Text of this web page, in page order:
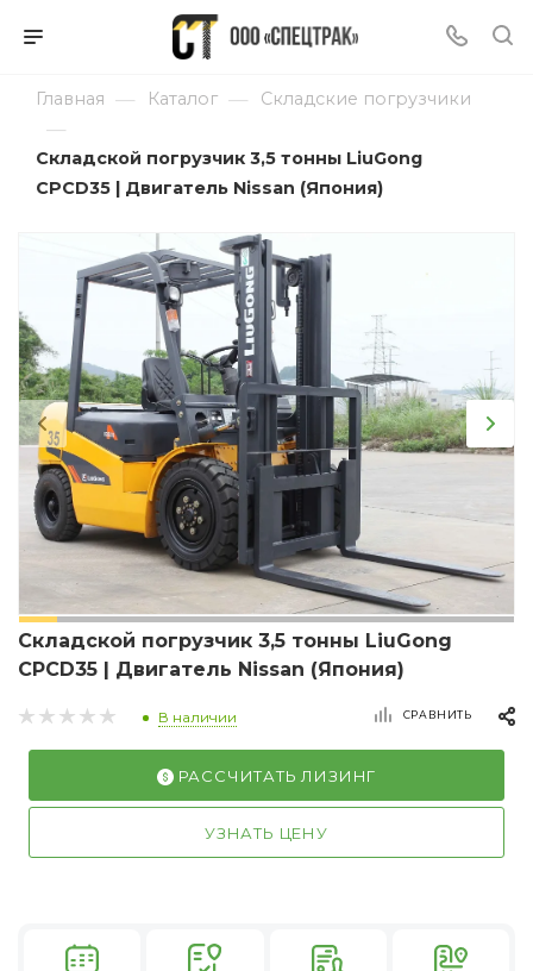
Главная — Каталог — Складские погрузчики
—
Складской погрузчик 3,5 тонны LiuGong
CPCD35 | Двигатель Nissan (Япония)
Складской погрузчик 3,5 тонны LiuGong
CPCD35 | Двигатель Nissan (Япония)
В наличии СРАВНИТЬ
РАССЧИТАТЬ ЛИЗИНГ
УЗНАТЬ ЦЕНУ